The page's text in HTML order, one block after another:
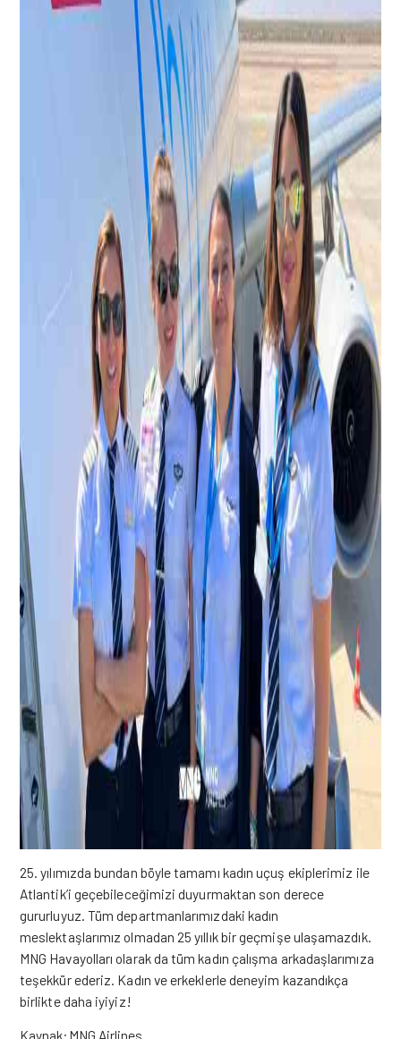
25. yılımızda bundan böyle tamamı kadın uçuş ekiplerimiz ile
Atlantik’i geçebileceğimizi duyurmaktan son derece
gururluyuz. Tüm departmanlarımızdaki kadın
meslektaşlarımız olmadan 25 yıllık bir geçmişe ulaşamazdık.
MNG Havayolları olarak da tüm kadın çalışma arkadaşlarımıza
teşekkür ederiz. Kadın ve erkeklerle deneyim kazandıkça
birlikte daha iyiyiz!
Kaynak:MNG Airlines